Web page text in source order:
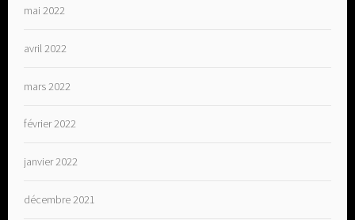
mai 2022
avril 2022
mars 2022
février 2022
janvier 2022
décembre 2021